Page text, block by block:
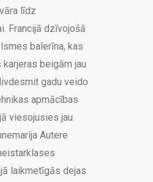
līdz
Francijā dzīvojošā
balerīna, kas
beigām jau
gadu veido
apmācības
viesojusies jau
Autere
laikmetīgās dejas